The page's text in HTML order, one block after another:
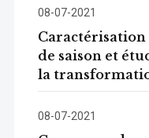
08-07-2021
Caractérisation
de saison et
la
08-07-2021